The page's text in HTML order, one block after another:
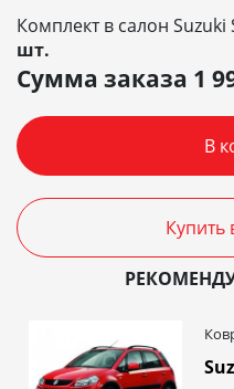
Комплект в салон Suzuki
шт.
Сумма заказа 1
В
Купить